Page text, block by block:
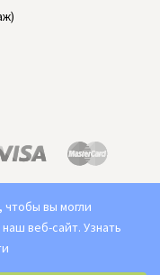
Букет ЮГ
вы могли
веб-сайт. Узнать